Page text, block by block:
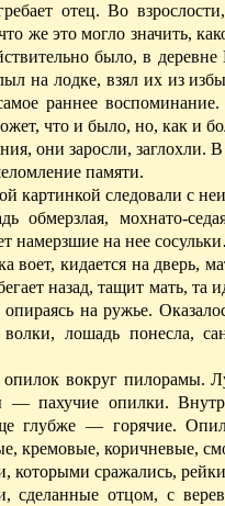
отец. Во
же это могло значить,
было, в деревне
на лодке, взял их из
раннее
что и было, но, как и
они заросли, заглохли.
памяти.
картинкой следовали с
обмерзлая, мохнато-
намерзшие на нее
воет, кидается на дверь,
назад, тащит мать, та
на ружье.
волки, лошадь понесла,
вокруг пилорамы.
— пахучие опилки.
глубже — горячие.
кремовые, коричневые,
которыми сражались,
сделанные отцом, с